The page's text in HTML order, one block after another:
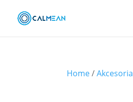
Home/Akcesoria